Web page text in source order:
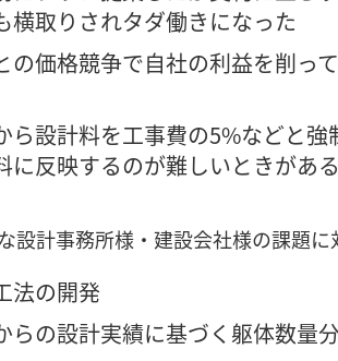
横取りされタダ働きになった
の価格競争で自社の利益を削っ
ら設計料を工事費の5%などと
に反映するのが難しいときがあ
設計事務所様・建設会社様の課題に
法の開発
らの設計実績に基づく躯体数量